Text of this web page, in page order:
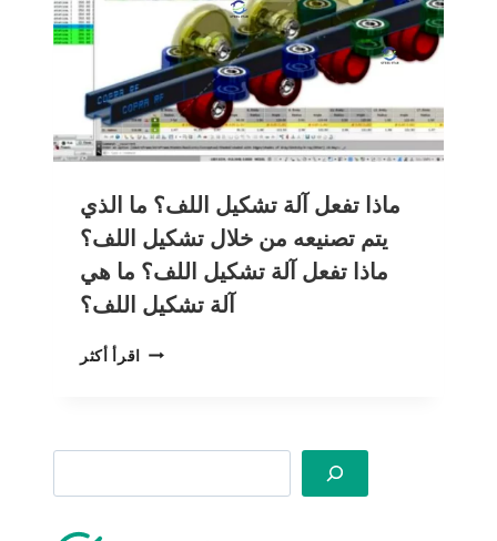
ماذا تفعل آلة تشكيل اللف؟ ما الذي
يتم تصنيعه من خلال تشكيل اللف؟
ماذا تفعل آلة تشكيل اللف؟ ما هي
آلة تشكيل اللف؟
اقرأ أكثر
ماذا